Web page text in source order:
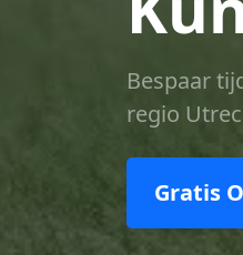
Bespaar
regio
Gratis